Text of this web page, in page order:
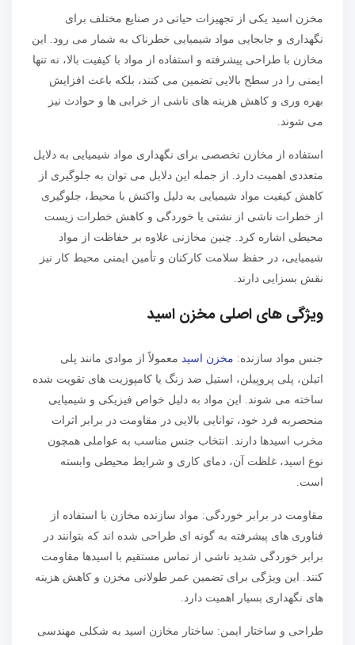
مخزن اسید یکی از تجهیزات حیاتی در صنایع مختلف برای
نگهداری و جابجایی مواد شیمیایی خطرناک به شمار می رود. این
مخازن با طراحی پیشرفته و استفاده از مواد با کیفیت بالا، نه تنها
ایمنی را در سطح بالایی تضمین می کنند، بلکه باعث افزایش
بهره وری و کاهش هزینه های ناشی از خرابی ها و حوادث نیز
می شوند.
استفاده از مخازن تخصصی برای نگهداری مواد شیمیایی به دلایل
متعددی اهمیت دارد. از جمله این دلایل می توان به جلوگیری از
کاهش کیفیت مواد شیمیایی به دلیل واکنش با محیط، جلوگیری
از خطرات ناشی از نشتی یا خوردگی و کاهش خطرات زیست
محیطی اشاره کرد. چنین مخازنی علاوه بر حفاظت از مواد
شیمیایی، در حفظ سلامت کارکنان و تأمین ایمنی محیط کار نیز
نقش بسزایی دارند.
ویژگی های اصلی مخزن اسید
جنس مواد سازنده: مخزن اسید معمولاً از موادی مانند پلی
اتیلن، پلی پروپیلن، استیل ضد زنگ یا کامپوزیت های تقویت شده
ساخته می شوند. این مواد به دلیل خواص فیزیکی و شیمیایی
منحصربه فرد خود، توانایی بالایی در مقاومت در برابر اثرات
مخرب اسیدها دارند. انتخاب جنس مناسب به عواملی همچون
نوع اسید، غلظت آن، دمای کاری و شرایط محیطی وابسته
است.
مقاومت در برابر خوردگی: مواد سازنده مخازن با استفاده از
فناوری های پیشرفته به گونه ای طراحی شده اند که بتوانند در
برابر خوردگی شدید ناشی از تماس مستقیم با اسیدها مقاومت
کنند. این ویژگی برای تضمین عمر طولانی مخزن و کاهش هزینه
های نگهداری بسیار اهمیت دارد.
طراحی و ساختار ایمن: ساختار مخازن اسید به شکلی مهندسی